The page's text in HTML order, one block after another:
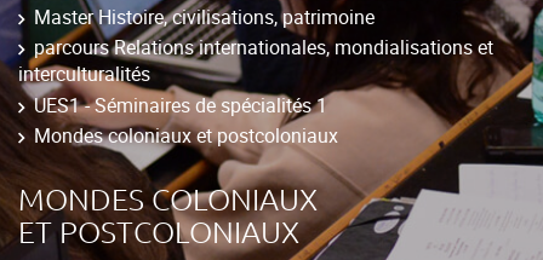
Master Histoire, civilisations, patrimoine
parcours Relations internationales, mondialisations et
interculturalités
UES1 - Séminaires de spécialités 1
Mondes coloniaux et postcoloniaux
MONDES COLONIAUX
ET POSTCOLONIAUX